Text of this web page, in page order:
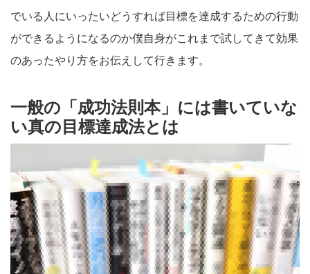
でいる人にいったいどうすれば目標を達成するための行動
ができるようになるのか僕自身がこれまで試してきて効果
のあったやり方をお伝えして行きます。
一般の「成功法則本」には書いていな
い真の目標達成法とは